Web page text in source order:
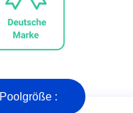
Poolgröße :